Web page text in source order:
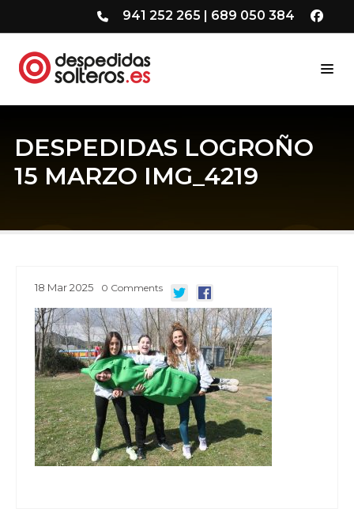
941 252 265 | 689 050 384
DESPEDIDAS LOGROÑO
15 MARZO IMG_4219
18 Mar2025 0 Comments